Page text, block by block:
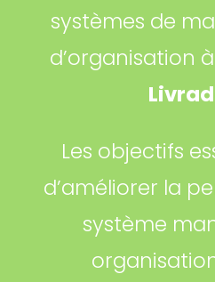
systèmes de
d’organisation à
Les objectifs
d’améliorer la
système